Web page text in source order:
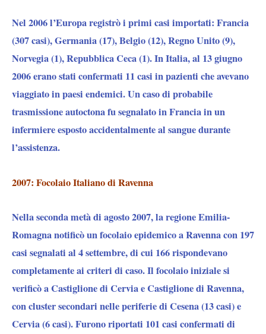
Nel 2006 l’Europa registrò i primi casi importati: Francia
(307 casi), Germania (17), Belgio (12), Regno Unito (9),
Norvegia (1), Repubblica Ceca (1). In Italia, al 13 giugno
2006 erano stati confermati 11 casi in pazienti che avevano
viaggiato in paesi endemici. Un caso di probabile
trasmissione autoctona fu segnalato in Francia in un
infermiere esposto accidentalmente al sangue durante
l’assistenza.
2007: Focolaio Italiano di Ravenna
Nella seconda metà di agosto 2007, la regione Emilia-
Romagna notificò un focolaio epidemico a Ravenna con 197
casi segnalati al 4 settembre, di cui 166 rispondevano
completamente ai criteri di caso. Il focolaio iniziale si
verificò a Castiglione di Cervia e Castiglione di Ravenna,
con cluster secondari nelle periferie di Cesena (13 casi) e
Cervia (6 casi). Furono riportati 101 casi confermati di